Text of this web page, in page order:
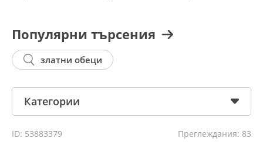
Популярни търсения
златни обеци
Категории
ID: 53883379 Преглеждания: 83